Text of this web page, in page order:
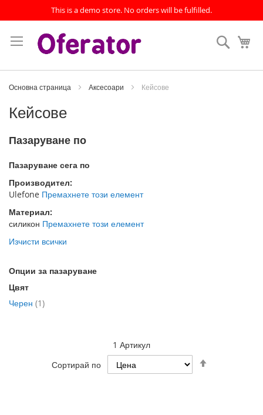
This is a demo store. No orders will be fulfilled.
към
съдържанието
Основна страница Аксесоари Кейсове
Кейсове
1 Артикул
Сортирай по
Пазаруване по
Пазаруване сега по
Производител
Ulefone Премахнете този елемент
Материал
силикон Премахнете този елемент
Изчисти всички
Опции за пазаруване
Цвят
Черен 1артикул